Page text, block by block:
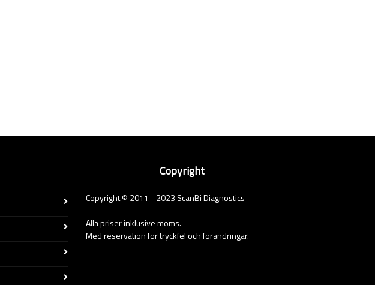
Copyright
Copyright © 2011 - 2023 ScanBi Diagnostics
Alla priser inklusive moms.
Med reservation för tryckfel och förändringar.